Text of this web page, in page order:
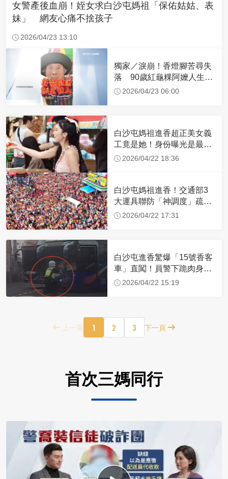
女警產後血崩！姪女求白沙屯媽祖「保佑姑姑、表
妹」 網友心痛不捨孩子
2026/04/23 13:10
獨家／淚崩！香燈腳苦尋失
落 90歲紅龜粿阿嬤人生謝
幕2026/04/23 06:00
白沙屯媽祖進香超正美女義
工竟是她！身份曝光是最美
禮生 一輩子不結婚
2026/04/22 18:36
白沙屯媽祖進香！交通部3
大運具聯防「神調度」疏運
32.1萬創新高
2026/04/22 17:31
白沙屯進香驚爆「15號香客
車」直闖！員警下跪肉身擋
車：讓行人先過
2026/04/22 15:19
上一頁 1 2 3 下一頁
首次三媽同行